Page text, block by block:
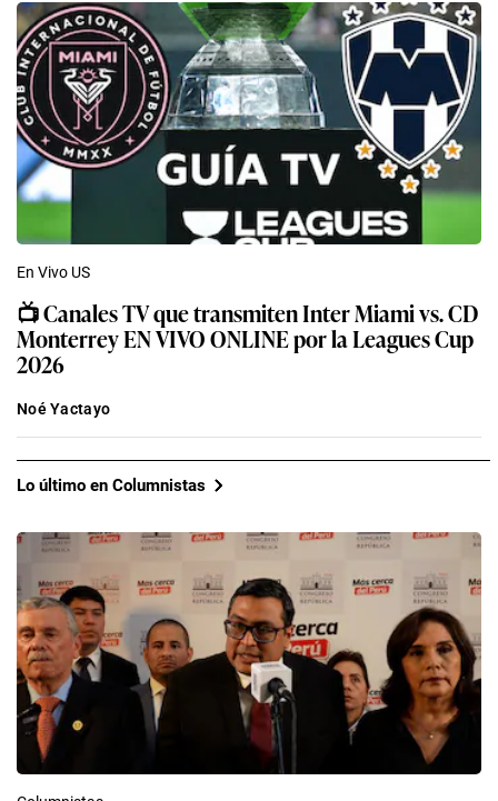
En Vivo US
📺 Canales TV que transmiten Inter Miami vs. CD
Monterrey EN VIVO ONLINE por la Leagues Cup
2026
Noé Yactayo
Lo último en Columnistas